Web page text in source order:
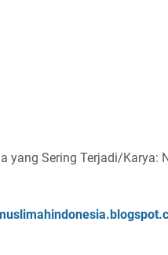
yang Sering Terjadi/Karya: